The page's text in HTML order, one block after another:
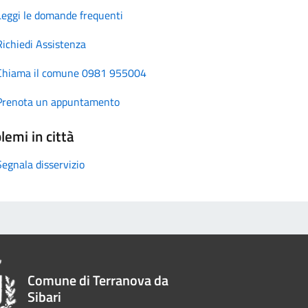
le domande frequenti
Assistenza
il comune 0981 955004
un appuntamento
in città
disservizio
Comune di Terranova da
Sibari